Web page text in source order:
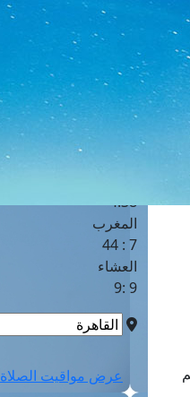
القاهرة · 07 أغسطس 2026 م
4 :41
الشروق
6 :17
4:38
المغرب
7 : 44
العشاء
9 :9
عرض مواقيت الصلاة